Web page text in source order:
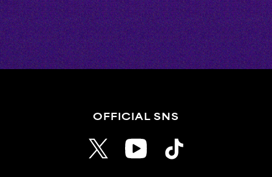
OFFICIAL SNS